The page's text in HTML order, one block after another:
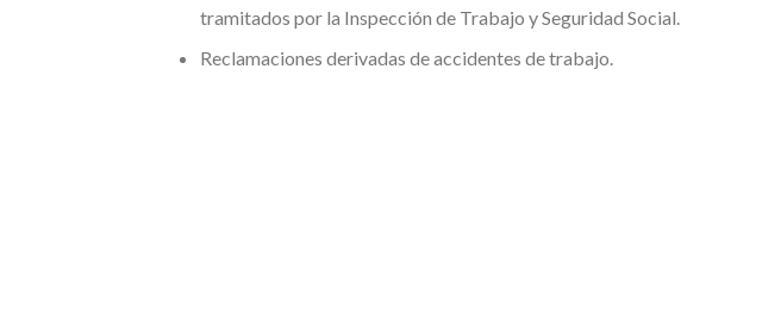
tramitados por la Inspección de Trabajo y Seguridad Social.
Reclamaciones derivadas de accidentes de trabajo.